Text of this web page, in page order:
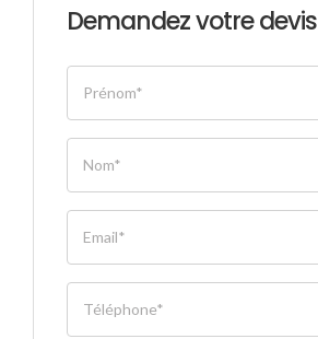
Demandez votre devis